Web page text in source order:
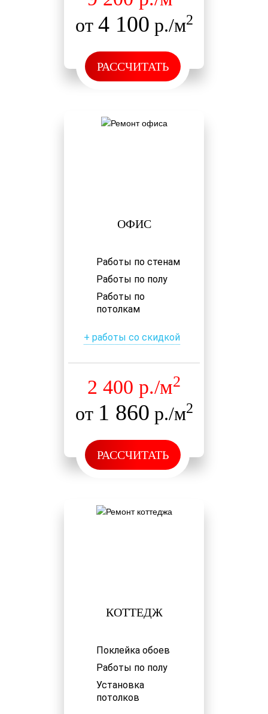
от 4 100 р./м2
РАССЧИТАТЬ
ОФИС
Работы по стенам
Работы по полу
Работы по
потолкам
+ работы со скидкой
2 400 р./м2
от 1 860 р./м2
РАССЧИТАТЬ
КОТТЕДЖ
Поклейка обоев
Работы по полу
Установка
потолков